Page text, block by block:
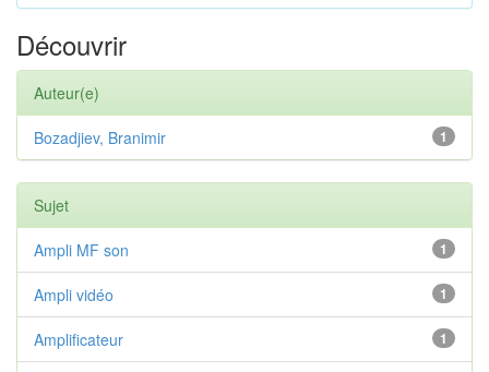
Découvrir
Auteur(e)
1
Bozadjiev, Branimir
Sujet
1
Ampli MF son
1
Ampli vidéo
1
Amplificateur